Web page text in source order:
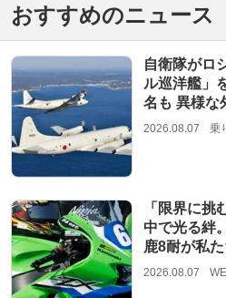
おすすめのニュース
自衛隊がロ
ル巡洋艦」
名も 異様な
2026.08.07 乗
「限界に挑
中で光る絆
鹿8耐が私
2026.08.07